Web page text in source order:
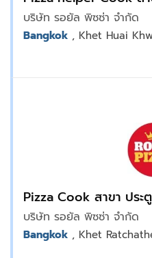
บริษัท รอยัล พิซซ่า จำกัด
Bangkok , Khet Huai
Pizza Cook สาขา ประ
บริษัท รอยัล พิซซ่า จำกัด
Bangkok , Khet